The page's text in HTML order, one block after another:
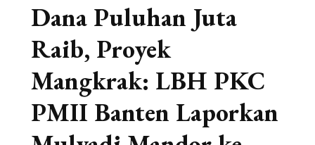
Dana Puluhan Juta
Raib, Proyek
Mangkrak: LBH PKC
PMII Banten Laporkan